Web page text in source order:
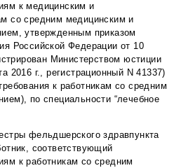
к медицинским и
со средним медицинским и
утвержденным приказом
Российской Федерации от 10
Министерством юстиции
2016 г., регистрационный N 41337)
к работникам со средним
по специальности “лечебное
фельдшерского здравпункта
соответствующий
к работникам со средним